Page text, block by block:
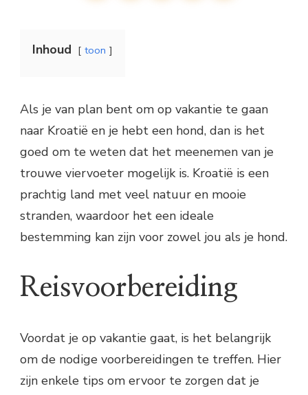
Inhoud toon
Als je van plan bent om op vakantie te gaan
naar Kroatië en je hebt een hond, dan is het
goed om te weten dat het meenemen van je
trouwe viervoeter mogelijk is. Kroatië is een
prachtig land met veel natuur en mooie
stranden, waardoor het een ideale
bestemming kan zijn voor zowel jou als je hond.
Reisvoorbereiding
Voordat je op vakantie gaat, is het belangrijk
om de nodige voorbereidingen te treffen. Hier
zijn enkele tips om ervoor te zorgen dat je